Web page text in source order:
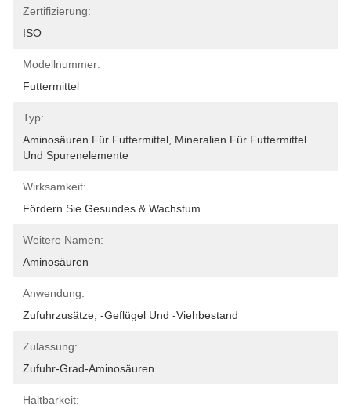
Zertifizierung:
ISO
Modellnummer:
Futtermittel
Typ:
Aminosäuren Für Futtermittel, Mineralien Für Futtermittel
Und Spurenelemente
Wirksamkeit:
Fördern Sie Gesundes & Wachstum
Weitere Namen:
Aminosäuren
Anwendung:
Zufuhrzusätze, -geflügel Und -viehbestand
Zulassung:
Zufuhr-Grad-Aminosäuren
Haltbarkeit: